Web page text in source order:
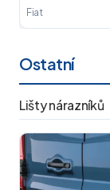
Fiat
Ostatní
Lišty nárazníků